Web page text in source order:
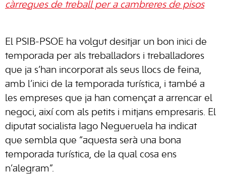
càrregues de treball per a cambreres de pisos
El PSIB-PSOE ha volgut desitjar un bon inici de
temporada per als treballadors i treballadores
que ja s’han incorporat als seus llocs de feina,
amb l’inici de la temporada turística, i també a
les empreses que ja han començat a arrencar el
negoci, així com als petits i mitjans empresaris. El
diputat socialista Iago Negueruela ha indicat
que sembla que “aquesta serà una bona
temporada turística, de la qual cosa ens
n’alegram”.